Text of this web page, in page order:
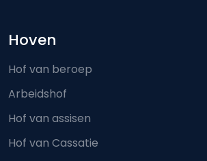
Hoven
Hof van beroep
Arbeidshof
Hof van assisen
Hof van Cassatie